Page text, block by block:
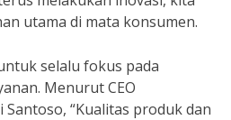
utama di mata konsumen.
selalu fokus pada
Menurut CEO
“Kualitas produk dan